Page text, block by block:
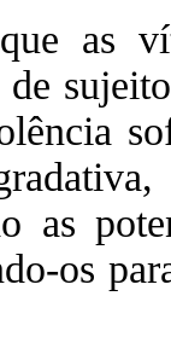
as
as
os